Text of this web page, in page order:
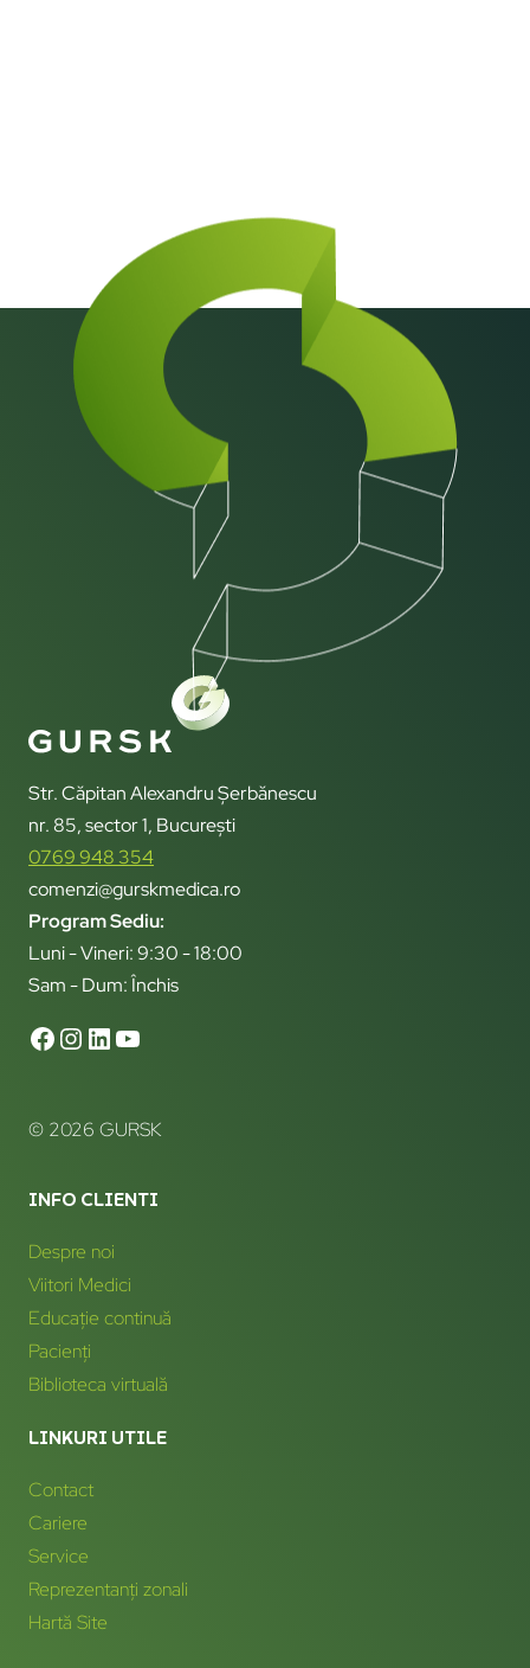
Str. Căpitan Alexandru Șerbănescu
nr. 85, sector 1, București
0769 948 354
comenzi@gurskmedica.ro
Program Sediu:
Luni - Vineri: 9:30 - 18:00
Sam - Dum: Închis
© 2026 GURSK
INFO CLIENTI
Despre noi
Viitori Medici
Educație continuă
Pacienți
Biblioteca virtuală
LINKURI UTILE
Contact
Cariere
Service
Reprezentanți zonali
Hartă Site